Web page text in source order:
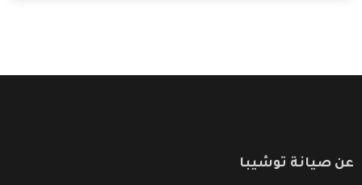
عن صيانة توشيبا